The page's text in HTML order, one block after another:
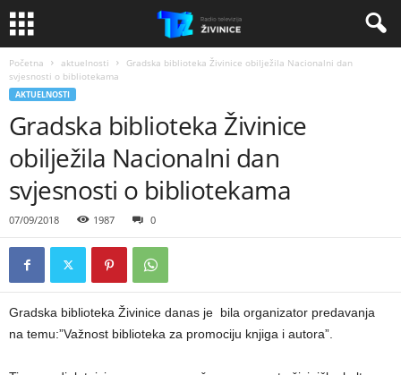
Početna aktuelnosti
Gradska biblioteka Živinice obilježila Nacionalni dan
svjesnosti o bibliotekama
AKTUELNOSTI
Gradska biblioteka Živinice
obilježila Nacionalni dan
svjesnosti o bibliotekama
07/09/2018 1987 0
Gradska biblioteka Živinice danas je bila organizator predavanja
na temu:”Važnost biblioteka za promociju knjiga i autora”.